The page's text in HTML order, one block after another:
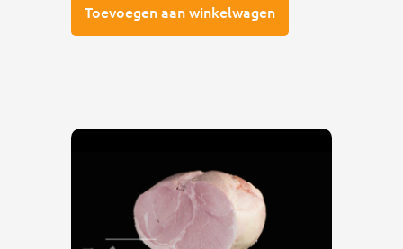
Toevoegen aan winkelwagen